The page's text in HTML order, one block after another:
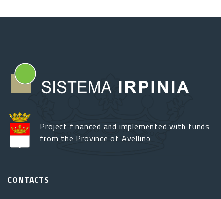
Project financed and implemented with funds
from the Province of Avellino
CONTACTS